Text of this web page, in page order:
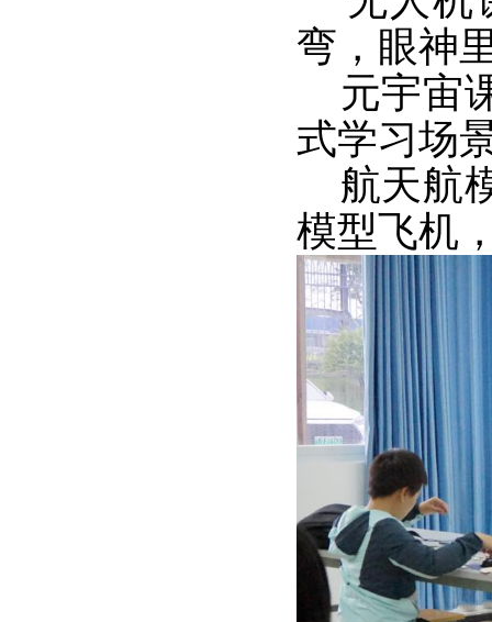
弯，眼神
元宇宙
式学习场
航天航
模型飞机